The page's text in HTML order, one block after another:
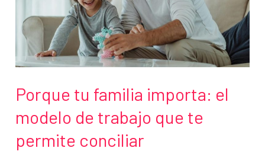
seguridad
Porque tu familia importa: el
modelo de trabajo que te
permite conciliar